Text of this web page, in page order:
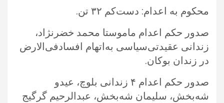
محکوم به اعدام: دست‌کم ۳۲ تن. ‏
صدور حکم اعدام ماموستا محمد خضرنژاد،
زندانی عقیدتی‌سیاسی به‌اتهام افسادفی‌الارض
در زندان بوکان.‏
صدور حکم اعدام ۴ زندانی بلوچ، عیدو
شه‌بخش، سلیمان شه‌بخش، عبدالرحیم گرگیج